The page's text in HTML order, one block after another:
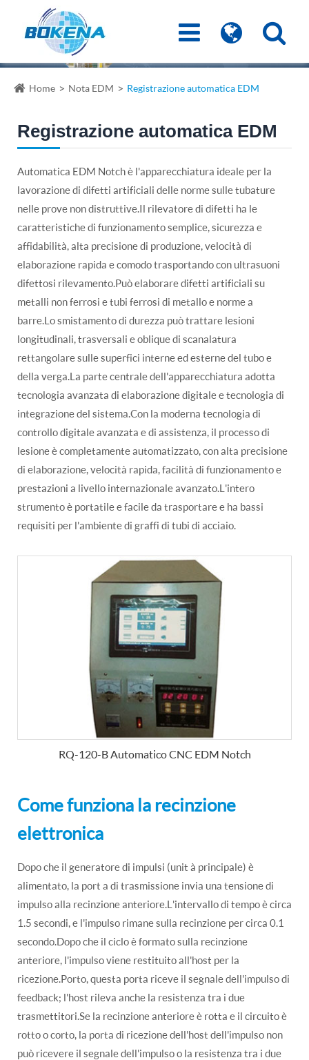
Home Nota EDM Registrazione automatica EDM
Registrazione automatica EDM
Automatica EDM Notch è l'apparecchiatura ideale per la
lavorazione di difetti artificiali delle norme sulle tubature
nelle prove non distruttive.Il rilevatore di difetti ha le
caratteristiche di funzionamento semplice, sicurezza e
affidabilità, alta precisione di produzione, velocità di
elaborazione rapida e comodo trasportando con ultrasuoni
difettosi rilevamento.Può elaborare difetti artificiali su
metalli non ferrosi e tubi ferrosi di metallo e norme a
barre.Lo smistamento di durezza può trattare lesioni
longitudinali, trasversali e oblique di scanalatura
rettangolare sulle superfici interne ed esterne del tubo e
della verga.La parte centrale dell'apparecchiatura adotta
tecnologia avanzata di elaborazione digitale e tecnologia di
integrazione del sistema.Con la moderna tecnologia di
controllo digitale avanzata e di assistenza, il processo di
lesione è completamente automatizzato, con alta precisione
di elaborazione, velocità rapida, facilità di funzionamento e
prestazioni a livello internazionale avanzato.L'intero
strumento è portatile e facile da trasportare e ha bassi
requisiti per l'ambiente di graffi di tubi di acciaio.
RQ-120-B Automatico CNC EDM Notch
Come funziona la recinzione
elettronica
Dopo che il generatore di impulsi (unit à principale) è
alimentato, la port a di trasmissione invia una tensione di
impulso alla recinzione anteriore.L'intervallo di tempo è circa
1.5 secondi, e l'impulso rimane sulla recinzione per circa 0.1
secondo.Dopo che il ciclo è formato sulla recinzione
anteriore, l'impulso viene restituito all'host per la
ricezione.Porto, questa porta riceve il segnale dell'impulso di
feedback; l'host rileva anche la resistenza tra i due
trasmettitori.Se la recinzione anteriore è rotta e il circuito è
rotto o corto, la porta di ricezione dell'host dell'impulso non
può ricevere il segnale dell'impulso o la resistenza tra i due